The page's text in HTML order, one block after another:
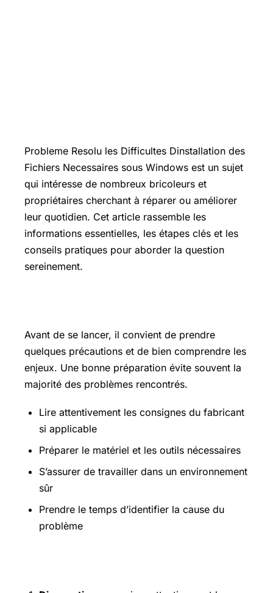
Probleme Resolu les Difficultes Dinstallation des
Fichiers Necessaires sous Windows est un sujet
qui intéresse de nombreux bricoleurs et
propriétaires cherchant à réparer ou améliorer
leur quotidien. Cet article rassemble les
informations essentielles, les étapes clés et les
conseils pratiques pour aborder la question
sereinement.
Avant de se lancer, il convient de prendre
quelques précautions et de bien comprendre les
enjeux. Une bonne préparation évite souvent la
majorité des problèmes rencontrés.
Lire attentivement les consignes du fabricant
si applicable
Préparer le matériel et les outils nécessaires
S’assurer de travailler dans un environnement
sûr
Prendre le temps d’identifier la cause du
problème